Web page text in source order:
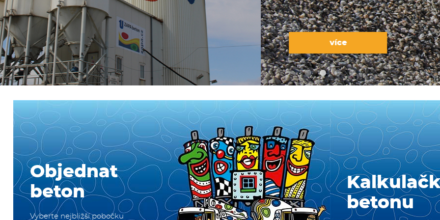
více
Objednat
beton
Vyberte nejbližší pobočku
betonu